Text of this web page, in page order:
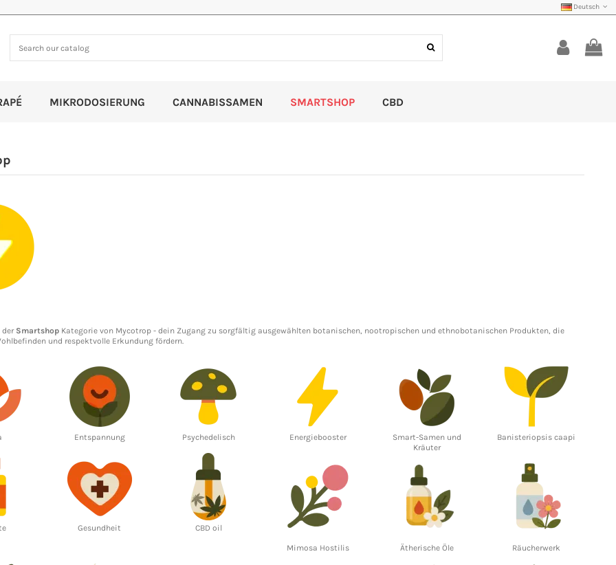
Deutsch
MIKRODOSIERUNG CANNABISSAMEN SMARTSHOP CBD
der Smartshop Kategorie von Mycotrop - dein Zugang zu sorgfältig ausgewählten botanischen, nootropischenund ethnobotanischen Produkten, die
und respektvolle Erkundung fördern.
Entspannung Psychedelisch Energiebooster
Smart-Samen und
Kräuter
Banisteriopsis caapi
Gesundheit CBD oil
Mimosa Hostilis Ätherische Öle Räucherwerk